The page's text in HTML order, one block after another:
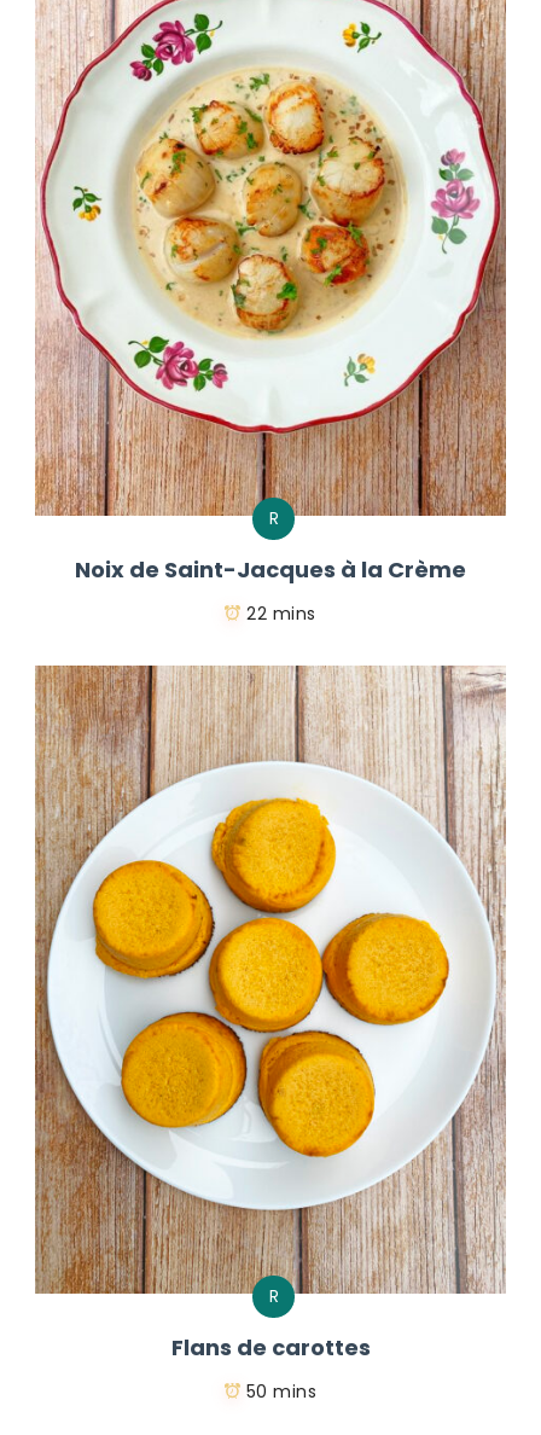
R
Noix de Saint-Jacques à la Crème
22 mins
R
Flans de carottes
50 mins